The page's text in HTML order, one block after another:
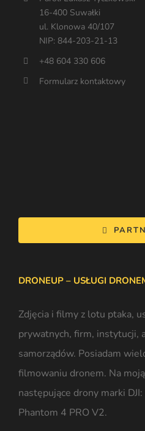
16-400 Suwałki
ul. Klonowa 40/107
NIP: 844-203-21-13
+48 604 330 606
Formularz kontaktowy
DRONEUP – USŁUGI
Zdjęcia i filmy z lotu ptaka,
prywatnych, firm, instytucji,
samorządów. Posiadam
filmowaniu dronem. Na
następujące drony marki
Phantom 4 PRO V2.